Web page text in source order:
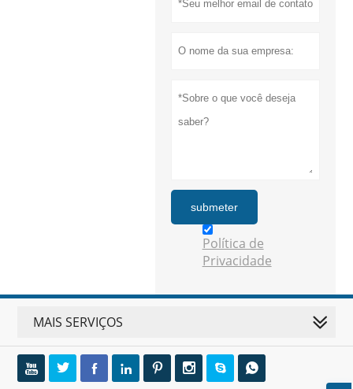
submeter
Política de
Privacidade
MAIS SERVIÇOS
       